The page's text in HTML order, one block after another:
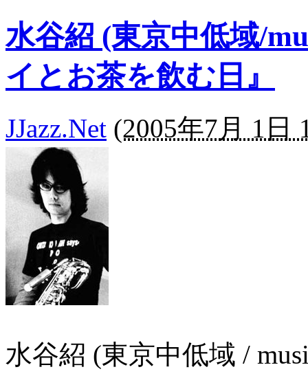
水谷紹 (東京中低域/
イとお茶を飲む日』
JJazz.Net (2005年7月 1日
水谷紹 (東京中低域 /